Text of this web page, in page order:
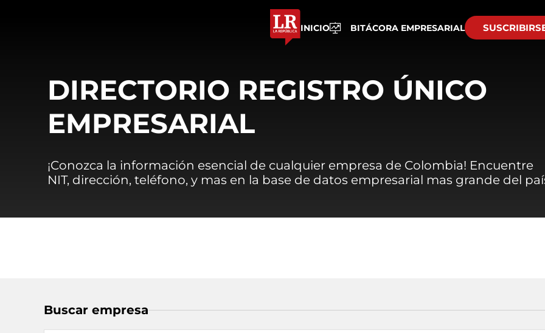
INICIO BITÁCORA EMPRESARIAL
DIRECTORIO REGISTRO ÚNICO
EMPRESARIAL
¡Conozca la información esencial de cualquier empresa de Colombia! Encuentre
NIT, dirección, teléfono, y mas en la base de datos empresarial mas grande del
Buscar empresa